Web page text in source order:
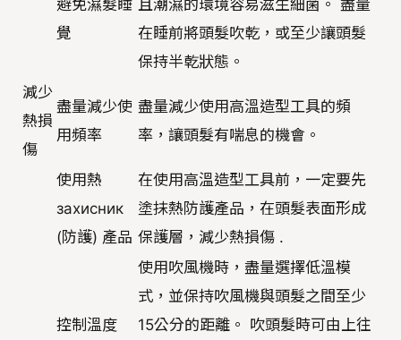
避免濕髮睡
覺
且潮濕的環境容易滋生細菌。 盡量
在睡前將頭髮吹乾，或至少讓頭髮
保持半乾狀態。
減少
熱損
傷
盡量減少使
用頻率
盡量減少使用高溫造型工具的頻
率，讓頭髮有喘息的機會。
使用熱
захисник
(防護) 產品
在使用高溫造型工具前，一定要先
塗抹熱防護產品，在頭髮表面形成
保護層，減少熱損傷 .
控制溫度
使用吹風機時，盡量選擇低溫模
式，並保持吹風機與頭髮之間至少
15公分的距離。 吹頭髮時可由上往